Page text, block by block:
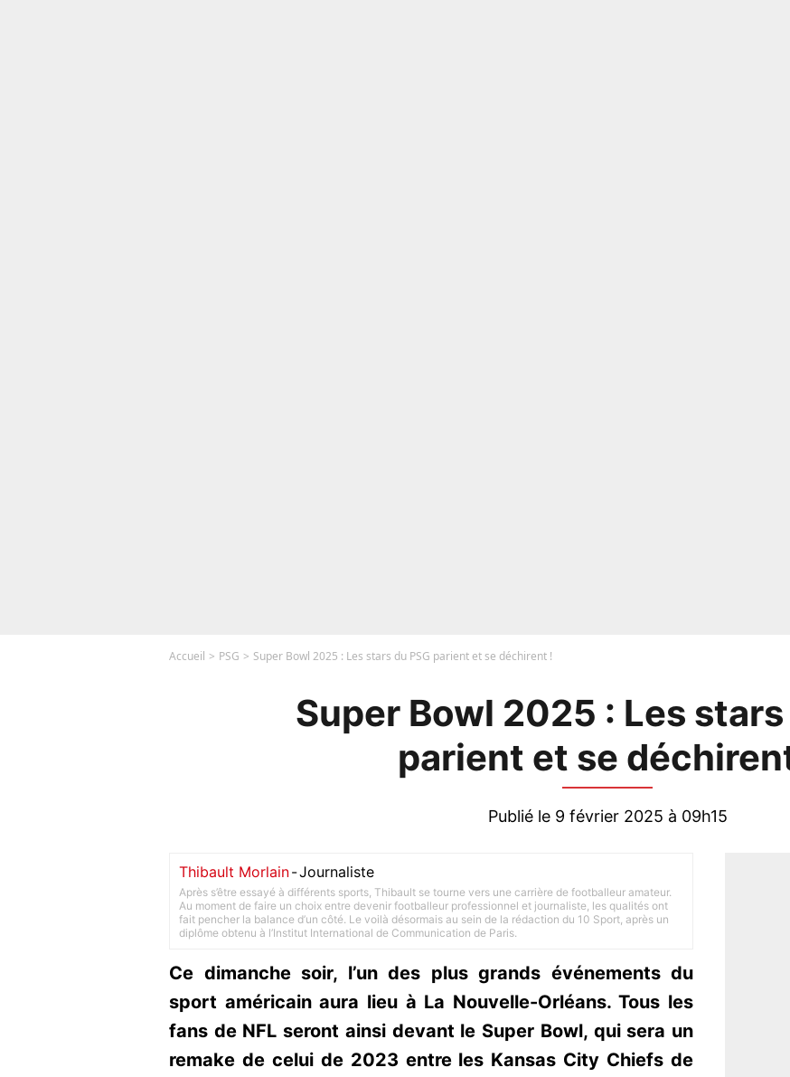
Accueil PSG Super Bowl 2025 : Les stars du PSG parient et se déchirent !
Super Bowl 2025 : Les stars
parient et se
Publié le 9 février 2025 à 09h15
Thibault Morlain-Journaliste
Après s’être essayé à différents sports, Thibault se tourne vers une carrière de footballeur amateur.
Au moment de faire un choix entre devenir footballeur professionnel et journaliste, les qualités ont
fait pencher la balance d’un côté. Le voilà désormais au sein de la rédaction du 10 Sport, après un
diplôme obtenu à l’Institut International de Communication de Paris.
Ce dimanche soir, l’un des plus grands événements du
sport américain aura lieu à La Nouvelle-Orléans. Tous les
fans de NFL seront ainsi devant le Super Bowl, qui sera un
remake de celui de 2023 entre les Kansas City Chiefs de